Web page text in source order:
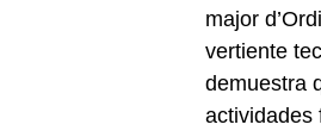
major
vertiente
demuestra
actividades